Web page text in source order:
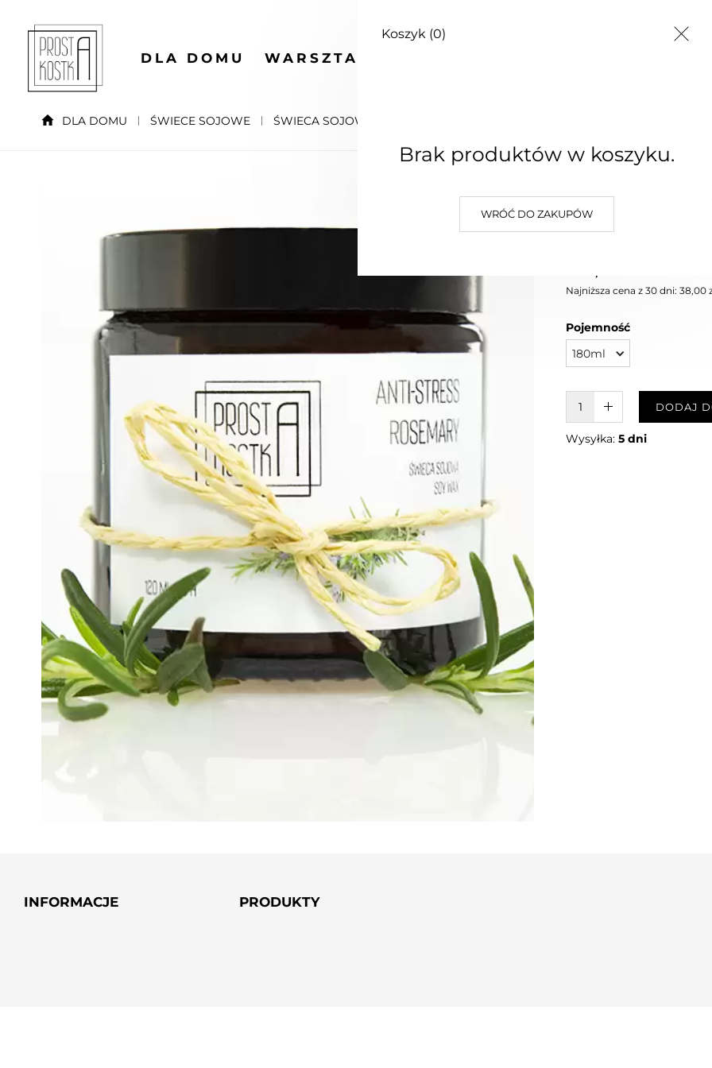
DLA DOMU WARSZTATY
Koszyk (0)
Brak produktów w koszyku.
WRÓĆ DO ZAKUPÓW
DLA DOMU ŚWIECE SOJOWE ŚWIECA SOJOWA ANTI-STRESS ROSEMARY
ŚWIECA
STRESS
Najniższa cena z 30 dni: 38,00
Pojemność
180ml
W KOSZYKU :)
DODAJ
Wysyłka: 5 dni
INFORMACJE PRODUKTY